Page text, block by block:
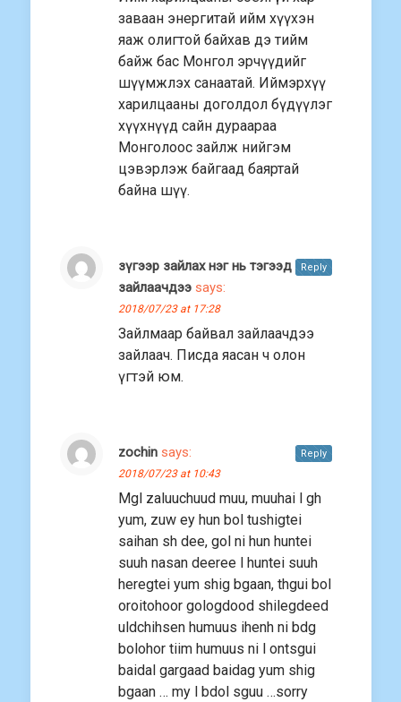
заваан энергитай ийм хүүхэн
яаж олигтой байхав дэ тийм
байж бас Монгол эрчүүдийг
шүүмжлэх санаатай. Иймэрхүү
харилцааны доголдол бүдүүлэг
хүүхнүүд сайн дураараа
Монголоос зайлж нийгэм
цэвэрлэж байгаад баяртай
байна шүү.
зүгээр зайлах нэг нь тэгээд
зайлаачдээ says:
2018/07/23 at 17:28
Зайлмаар байвал зайлаачдээ
зайлаач. Писда яасан ч олон
үгтэй юм.
Reply
zochin says:
2018/07/23 at 10:43
Mgl zaluuchuud muu, muuhai l gh
yum, zuw ey hun bol tushigtei
saihan sh dee, gol ni hun huntei
suuh nasan deeree l huntei suuh
heregtei yum shig bgaan, thgui bol
oroitohoor gologdood shilegdeed
uldchihsen humuus ihenh ni bdg
bolohor tiim humuus ni l ontsgui
baidal gargaad baidag yum shig
bgaan … my l bdol sguu …sorry
Reply